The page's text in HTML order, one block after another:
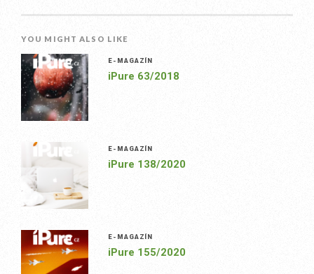
YOU MIGHT ALSO LIKE
E-MAGAZÍN
iPure 63/2018
E-MAGAZÍN
iPure 138/2020
E-MAGAZÍN
iPure 155/2020